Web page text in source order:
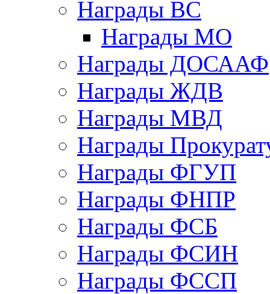
Награды ВС
Награды МО
Награды ДОСААФ
Награды ЖДВ
Награды МВД
Награды
Награды ФГУП
Награды ФНПР
Награды ФСБ
Награды ФСИН
Награды ФССП